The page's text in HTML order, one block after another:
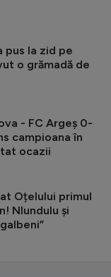
pus la zid pe
o grămadă de
- FC Argeș 0-
campioana în
ocazii
Oțelului primul
Nlundulu și